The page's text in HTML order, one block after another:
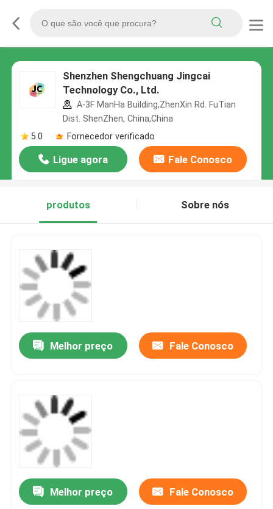
Shenzhen Shengchuang Jingcai
Technology Co., Ltd.
A-3F ManHa Building,ZhenXin Rd. FuTian
Dist. ShenZhen, China,China
5.0
Fornecedor verificado
Ligue agora Fale Conosco
produtos Sobre nós
Melhor preço Fale Conosco
Melhor preço Fale Conosco